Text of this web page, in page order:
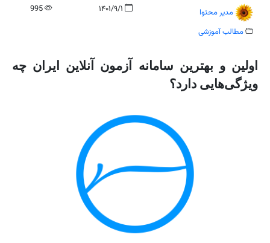
مدیر محتوا ۱۴۰۱/۹/۱
995
مطالب آموزشی
اولین و بهترین سامانه آزمون آنلاین ایران چه
ویژگی‌هایی دارد؟